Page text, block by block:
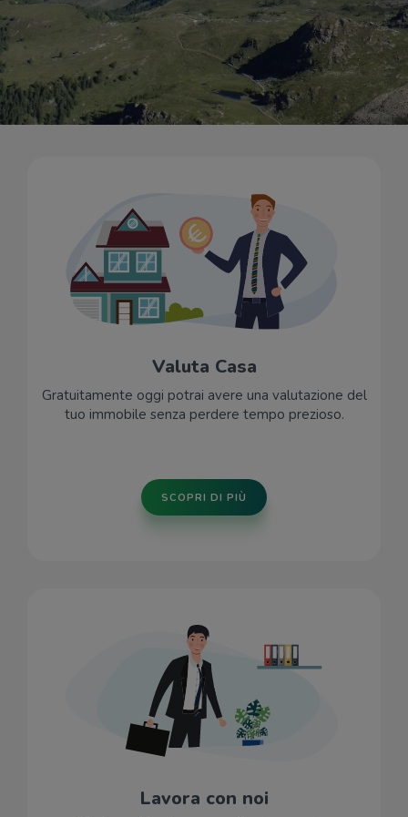
Valuta Casa
Gratuitamente oggi potrai avere una valutazione del
tuo immobile senza perdere tempo prezioso.
SCOPRI DI PIÙ
Lavora con noi